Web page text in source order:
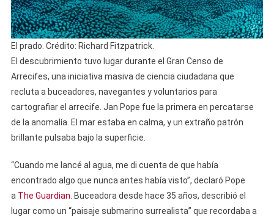
El prado. Crédito: Richard Fitzpatrick.
El descubrimiento tuvo lugar durante el Gran Censo de
Arrecifes, una iniciativa masiva de ciencia ciudadana que
recluta a buceadores, navegantes y voluntarios para
cartografiar el arrecife. Jan Pope fue la primera en percatarse
de la anomalía. El mar estaba en calma, y ​​un extraño patrón
brillante pulsaba bajo la superficie.
“Cuando me lancé al agua, me di cuenta de que había
encontrado algo que nunca antes había visto”, declaró Pope
a The Guardian . Buceadora desde hace 35 años, describió el
lugar como un “paisaje submarino surrealista” que recordaba a